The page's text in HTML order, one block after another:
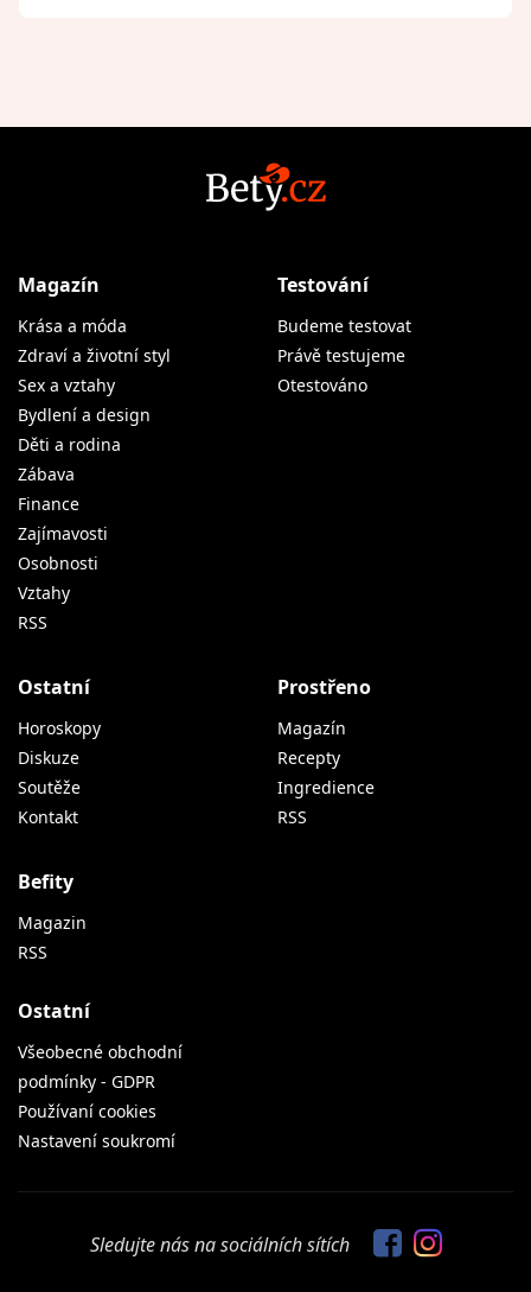
Magazín
Krása a móda
Zdraví a životní styl
Sex a vztahy
Bydlení a design
Děti a rodina
Zábava
Finance
Zajímavosti
Osobnosti
Vztahy
RSS
Testování
Budeme testovat
Právě testujeme
Otestováno
Ostatní
Horoskopy
Diskuze
Soutěže
Kontakt
Prostřeno
Magazín
Recepty
Ingredience
RSS
Befity
Magazin
RSS
Ostatní
Všeobecné obchodní
podmínky - GDPR
Používaní cookies
Nastavení soukromí
Sledujte nás na sociálních sítích